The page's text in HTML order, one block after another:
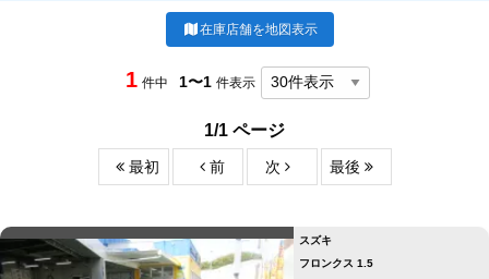
在庫店舗を地図表示
1 件中 1〜1 件表示
1/1 ページ
最初 前 次 最後
スズキ
フロンクス 1.5